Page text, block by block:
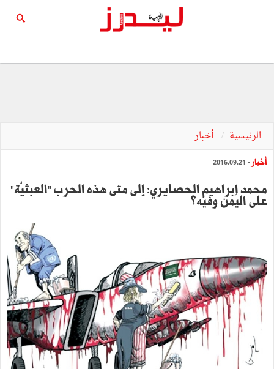
الرئيسية أخبار
أخبار - 2016.09.21
محمد‭ ‬ابراهيم‭ ‬الحصايري: إلى‭ ‬متى‭ ‬هذه‭ ‬الحرب‭ ‬"العبثيّة"
‬على‭ ‬اليَمن‭ ‬وفيه؟